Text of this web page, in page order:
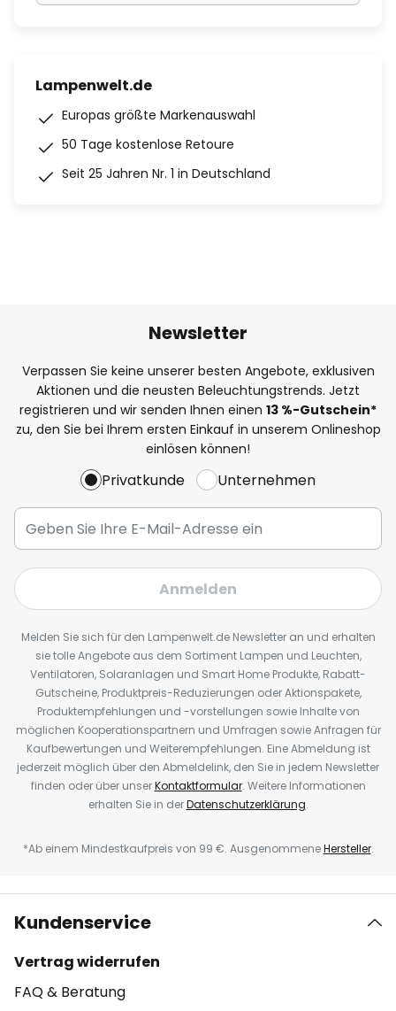
Lampenwelt.de
Europas größte Markenauswahl
50 Tage kostenlose Retoure
Seit 25 Jahren Nr. 1 in Deutschland
Newsletter
Verpassen Sie keine unserer besten Angebote, exklusiven
Aktionen und die neusten Beleuchtungstrends. Jetzt
registrieren und wir senden Ihnen einen 13 %-Gutschein*
zu, den Sie bei Ihrem ersten Einkauf in unserem Onlineshop
einlösen können!
Privatkunde Unternehmen
Anmelden
Melden Sie sich für den Lampenwelt.de Newsletter an und erhalten
sie tolle Angebote aus dem Sortiment Lampen und Leuchten,
Ventilatoren, Solaranlagen und Smart Home Produkte, Rabatt-
Gutscheine, Produktpreis-Reduzierungen oder Aktionspakete,
Produktempfehlungen und -vorstellungen sowie Inhalte von
möglichen Kooperationspartnern und Umfragen sowie Anfragen für
Kaufbewertungen und Weiterempfehlungen. Eine Abmeldung ist
jederzeit möglich über den Abmeldelink, den Sie in jedem Newsletter
finden oder über unserKontaktformular. Weitere Informationen
erhalten Sie in derDatenschutzerklärung.
*Ab einem Mindestkaufpreis von 99 €. AusgenommeneHersteller.
Kundenservice
Vertrag widerrufen
FAQ & Beratung